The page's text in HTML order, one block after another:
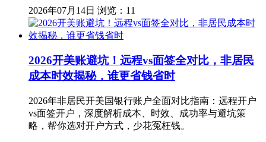
2026年07月14日 浏览：11
2026开美账避坑！远程vs面签全对比，非居民
成本时效揭秘，谁更省钱省时
2026年非居民开美国银行账户全面对比指南：远程开户
vs面签开户，深度解析成本、时效、成功率与避坑策
略，帮你选对开户方式，少花冤枉钱。